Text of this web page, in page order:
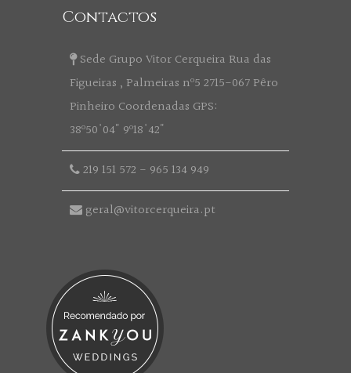
Contactos
Sede Grupo Vitor Cerqueira Rua das
Figueiras , Palmeiras nº5 2715-067 Pêro
Pinheiro Coordenadas GPS:
38º50'04" 9º18'42"
219 151 572 - 965 134 949
geral@vitorcerqueira.pt